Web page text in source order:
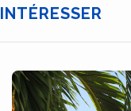
INTÉRESSER